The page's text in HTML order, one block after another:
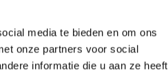
media te bieden en om ons
onze partners voor social
informatie die u aan ze heeft